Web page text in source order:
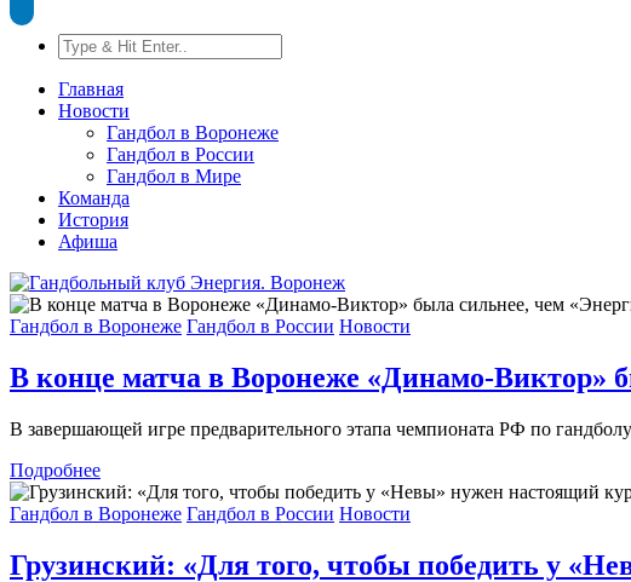
Главная
Новости
Гандбол в Воронеже
Гандбол в России
Гандбол в Мире
Команда
История
Афиша
Гандбол в Воронеже Гандбол в России Новости
В конце матча в Воронеже «Динамо-Виктор»
В завершающей игре предварительного этапа чемпионата РФ по
Подробнее
Гандбол в Воронеже Гандбол в России Новости
Грузинский: «Для того, чтобы победить у